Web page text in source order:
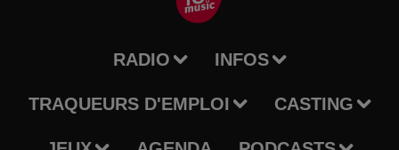
RADIO INFOS
TRAQUEURS D'EMPLOI CASTING